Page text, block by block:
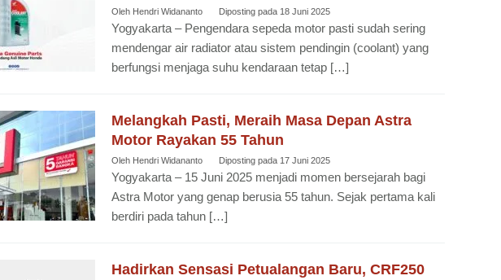
Oleh Hendri Widananto Diposting pada 18 Juni 2025
Yogyakarta – Pengendara sepeda motor pasti sudah sering
mendengar air radiator atau sistem pendingin (coolant) yang
berfungsi menjaga suhu kendaraan tetap […]
Melangkah Pasti, Meraih Masa Depan Astra
Motor Rayakan 55 Tahun
Oleh Hendri Widananto Diposting pada 17 Juni 2025
Yogyakarta – 15 Juni 2025 menjadi momen bersejarah bagi
Astra Motor yang genap berusia 55 tahun. Sejak pertama kali
berdiri pada tahun […]
Hadirkan Sensasi Petualangan Baru, CRF250